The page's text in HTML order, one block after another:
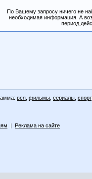
По Вашему запросу ничего не
необходимая информация. А
период
вся фильмы сериалы спорт,
| Реклама на сайте